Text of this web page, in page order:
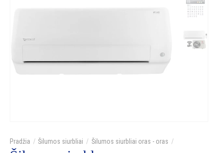
Šilumos siurbliai Šilumos siurbliai oras - oras